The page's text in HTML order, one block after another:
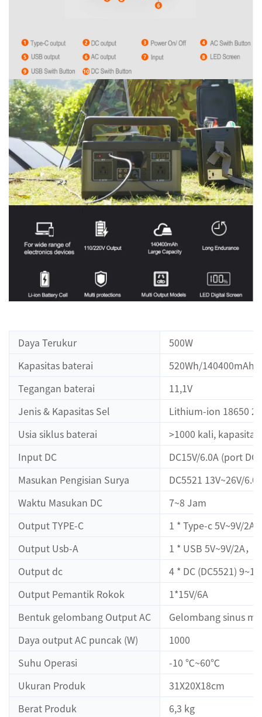
Daya Terukur
500W
Kapasitas baterai
520Wh/140400mAh/
Tegangan baterai
11,1V
Jenis & Kapasitas Sel
Lithium-ion 18650
Usia siklus baterai
>1000 kali,
Input DC
DC15V/6.0A (port DC
Masukan Pengisian Surya
DC5521 13V~26V/
Waktu Masukan DC
7~8 Jam
Output TYPE-C
1 * Type-c 5V~9V/2A,
Output Usb-A
1 * USB 5V~9V/2A，
Output dc
4 * DC (DC5521)
Output Pemantik Rokok
1*15V/6A
Bentuk gelombang Output AC
Gelombang sinus
Daya output AC puncak (W)
1000
Suhu Operasi
-10 ℃~60℃
Ukuran Produk
31X20X18cm
Berat Produk
6,3 kg